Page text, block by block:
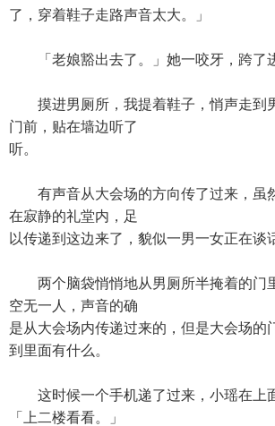
了，穿着鞋子走路声音太大。」
「老娘豁出去了。」她一咬牙，跨了
摸进男厕所，我提着鞋子，悄声走到
门前，贴在墙边听了
听。
有声音从大会场的方向传了过来，虽
在寂静的礼堂内，足
以传递到这边来了，貌似一男一女正在谈
两个脑袋悄悄地从男厕所半掩着的门
空无一人，声音的确
是从大会场内传递过来的，但是大会场的
到里面有什么。
这时候一个手机递了过来，小瑶在上
「上二楼看看。」